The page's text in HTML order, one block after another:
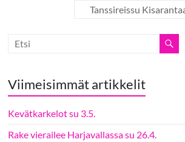
Tanssireissu
Viimeisimmät artikkelit
Kevätkarkelot su 3.5.
Rake vierailee Harjavallassa su 26.4.